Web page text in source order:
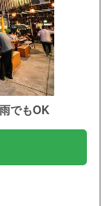
でもOK